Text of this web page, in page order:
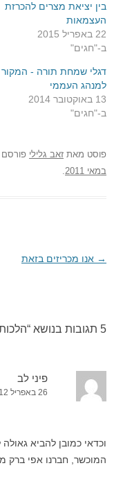
בין יציאת מצרים להכרזת
העצמאות
22 באפריל 2015
ב-"חגים"
דגלי שמחת תורה - המקור
למנהג העממי
13 באוקטובר 2014
ב-"חגים"
פוסטמאתזאב גליליפורסם
במאי 2011
.
ניווט
→אנו מכריזים בזאת
5 תגובות בנושא “ הלכות
פיני לב
26 באפריל 2012 בשעה 17:10
וכדאי כמובן להביא
המוכשר, חברנו אפי ברק